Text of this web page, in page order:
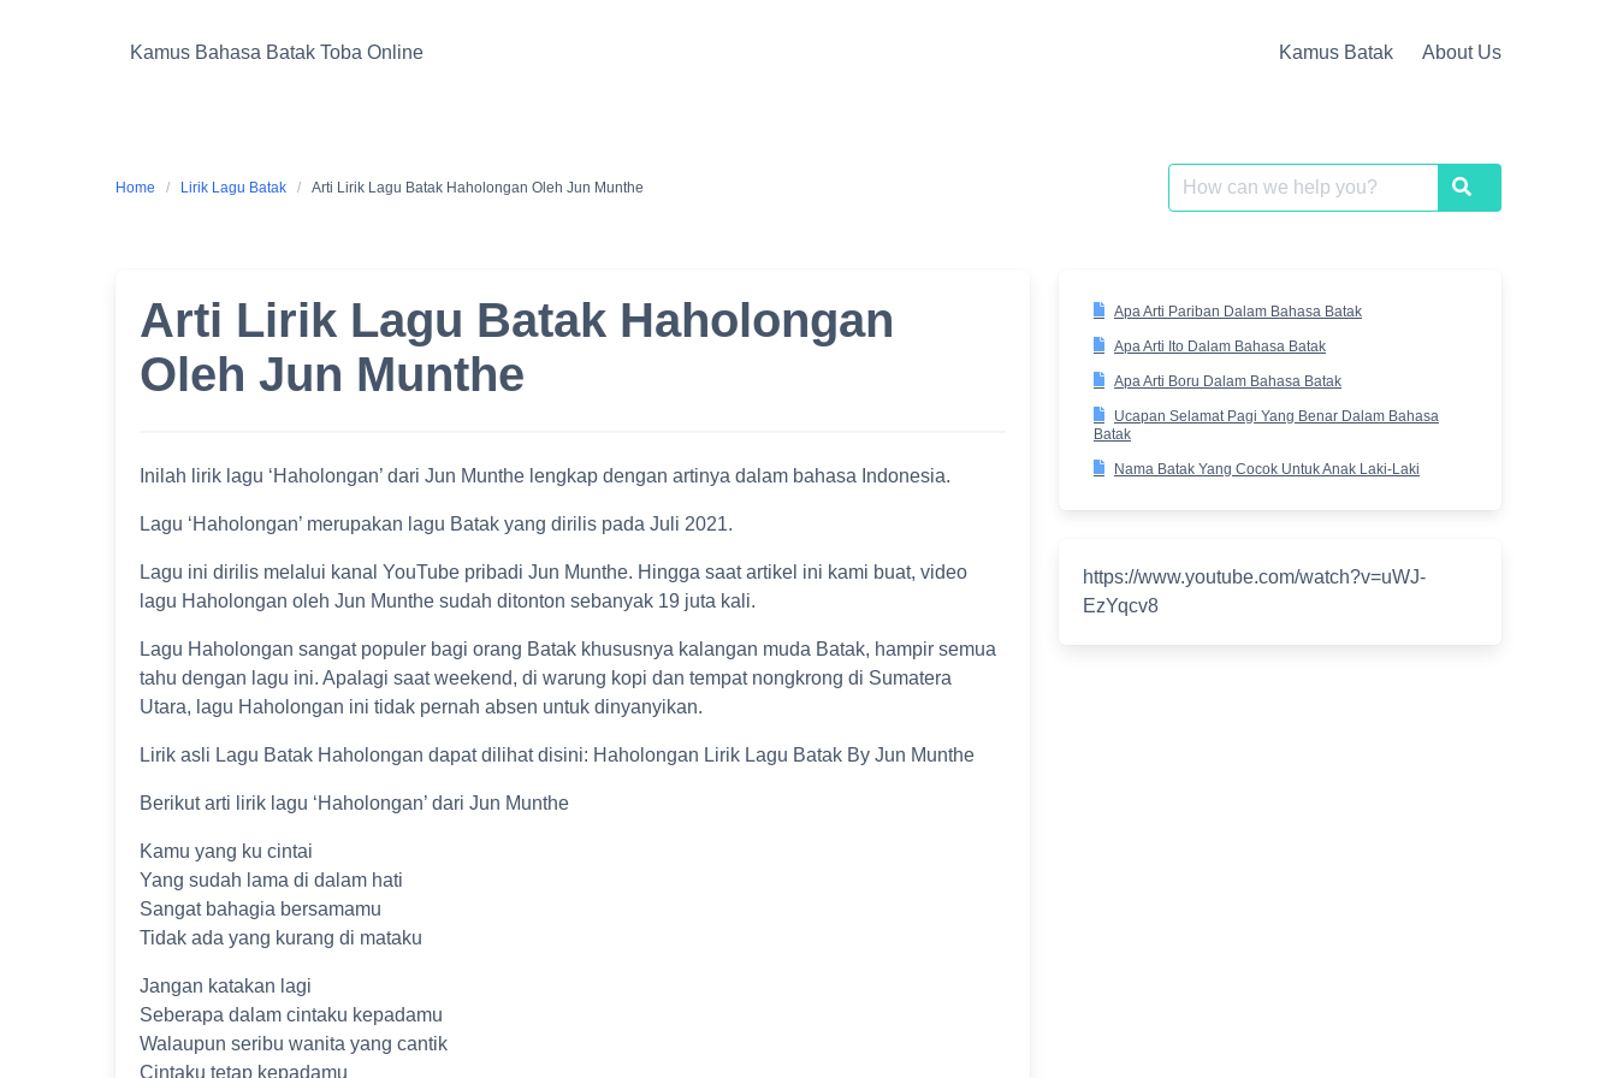
Kamus Bahasa Batak Toba Online Kamus Batak About Us
Home Lirik Lagu Batak Arti Lirik Lagu Batak Haholongan Oleh Jun Munthe
Search
for:
Search
Apa Arti Pariban Dalam Bahasa Batak
Apa Arti Ito Dalam Bahasa Batak
Apa Arti Boru Dalam Bahasa Batak
Ucapan Selamat Pagi Yang Benar Dalam Bahasa
Batak
Nama Batak Yang Cocok Untuk Anak Laki-Laki
https://www.youtube.com/watch?v=uWJ-
EzYqcv8
Arti Lirik Lagu Batak Haholongan
Oleh Jun Munthe
Inilah lirik lagu ‘Haholongan’ dari Jun Munthe lengkap dengan artinya dalam bahasa Indonesia.
Lagu ‘Haholongan’ merupakan lagu Batak yang dirilis pada Juli 2021.
Lagu ini dirilis melalui kanal YouTube pribadi Jun Munthe. Hingga saat artikel ini kami buat, video
lagu Haholongan oleh Jun Munthe sudah ditonton sebanyak 19 juta kali.
Lagu Haholongan sangat populer bagi orang Batak khususnya kalangan muda Batak, hampir semua
tahu dengan lagu ini. Apalagi saat weekend, di warung kopi dan tempat nongkrong di Sumatera
Utara, lagu Haholongan ini tidak pernah absen untuk dinyanyikan.
Lirik asli Lagu Batak Haholongan dapat dilihat disini: Haholongan Lirik Lagu Batak By Jun Munthe
Berikut arti lirik lagu ‘Haholongan’ dari Jun Munthe
Kamu yang ku cintai
Yang sudah lama di dalam hati
Sangat bahagia bersamamu
Tidak ada yang kurang di mataku
Jangan katakan lagi
Seberapa dalam cintaku kepadamu
Walaupun seribu wanita yang cantik
Cintaku tetap kepadamu